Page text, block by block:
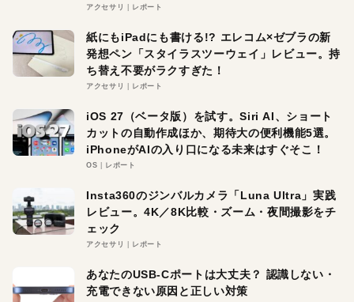
アクセサリ レポート
紙にもiPadにも書ける!? エレコム×ゼブラの新
発想ペン「スタイラスツーウェイ」レビュー。持
ち替え不要がラクすぎた！
アクセサリ レポート
iOS 27（ベータ版）を試す。Siri AI、ショート
カットの自動作成ほか、期待大の便利機能5選。
iPhoneがAIの入り口になる未来はすぐそこ！
OS レポート
Insta360のジンバルカメラ「Luna Ultra」実践
レビュー。4K／8K比較・ズーム・夜間撮影をチ
ェック
アクセサリ レポート
あなたのUSB-Cポートは大丈夫？ 認識しない・
充電できない原因と正しい対策